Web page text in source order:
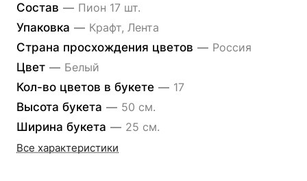
Состав — Пион 17 шт.
Упаковка — Крафт, Лента
Страна просхождения цветов — Россия
Цвет — Белый
Кол-во цветов в букете — 17
Высота букета — 50 см.
Ширина букета — 25 см.
Все характеристики